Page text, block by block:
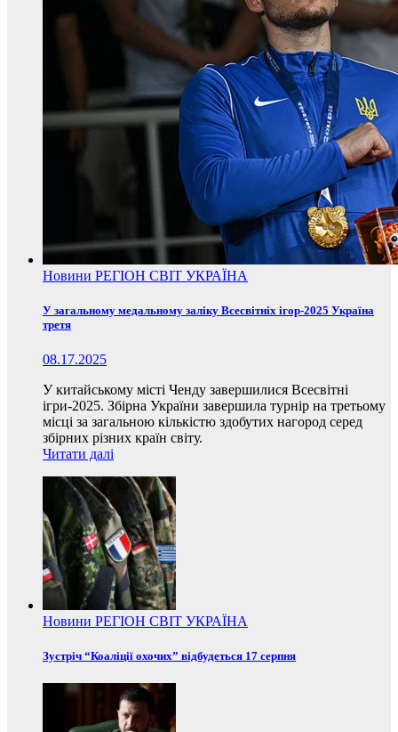
Новини РЕГІОН СВІТ УКРАЇНА
У загальному медальному заліку Всесвітніх ігор-2025 Україна
третя
08.17.2025
У китайському місті Ченду завершилися Всесвітні
ігри-2025. Збірна України завершила турнір на третьому
місці за загальною кількістю здобутих нагород серед
збірних різних країн світу.
Читати далі
Новини РЕГІОН СВІТ УКРАЇНА
Зустріч “Коаліції охочих” відбудеться 17 серпня